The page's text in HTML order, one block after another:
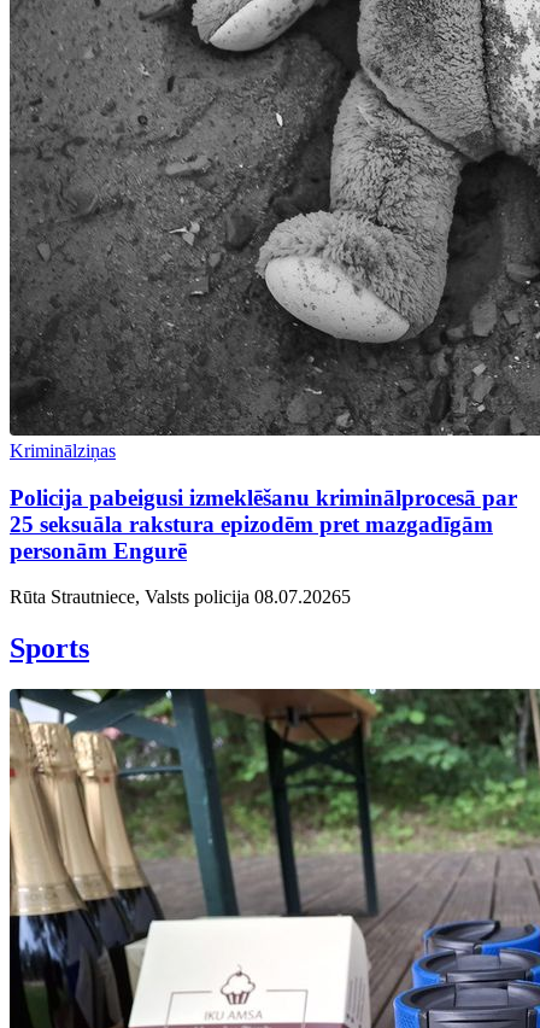
Kriminālziņas
Policija pabeigusi izmeklēšanu kriminālprocesā par
25 seksuāla rakstura epizodēm pret mazgadīgām
personām Engurē
Rūta Strautniece, Valsts policija 08.07.20265
Sports